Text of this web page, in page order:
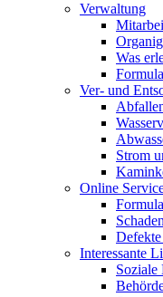
Verwaltung
Was
Ver- und
Strom
Online
Defekte
Interessante
Soziale